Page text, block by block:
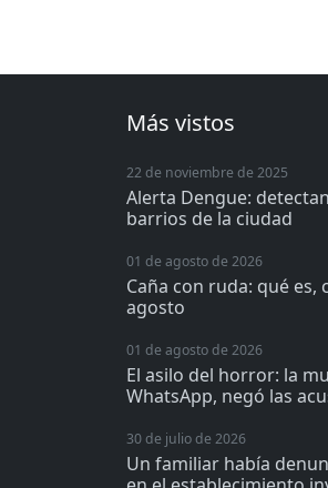
Más vistos
22 de noviembre de 2025
Alerta Dengue:
barrios de la ciudad
01 de agosto de 2026
Caña con ruda: qué
agosto
01 de agosto de 2026
El asilo del horror: la
WhatsApp, negó las
30 de julio de 2026
Un familiar había